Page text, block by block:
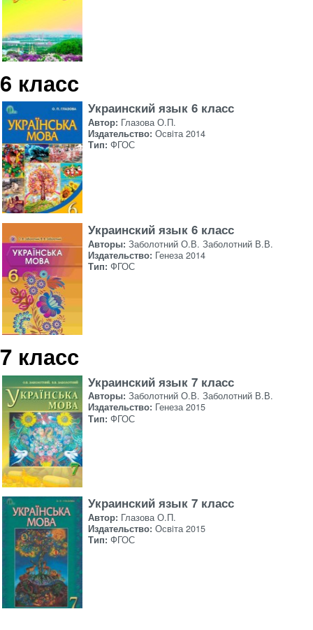
6 класс
Украинский язык 6 класс
Автор: Глазова О.П.
Издательство: Освiта 2014
Тип: ФГОС
Украинский язык 6 класс
Авторы: Заболотний О.В. Заболотний В.В.
Издательство: Генеза 2014
Тип: ФГОС
7 класс
Украинский язык 7 класс
Авторы: Заболотний О.В. Заболотний В.В.
Издательство: Генеза 2015
Тип: ФГОС
Украинский язык 7 класс
Автор: Глазова О.П.
Издательство: Освiта 2015
Тип: ФГОС